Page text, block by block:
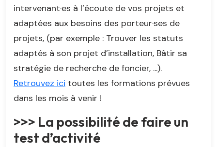
intervenant·es à l’écoute de vos projets et
adaptées aux besoins des porteur·ses de
projets, (par exemple : Trouver les statuts
adaptés à son projet d’installation, Bâtir sa
stratégie de recherche de foncier, ...).
Retrouvez ici toutes les formations prévues
dans les mois à venir !
>>> La possibilité de faire un
test d’activité